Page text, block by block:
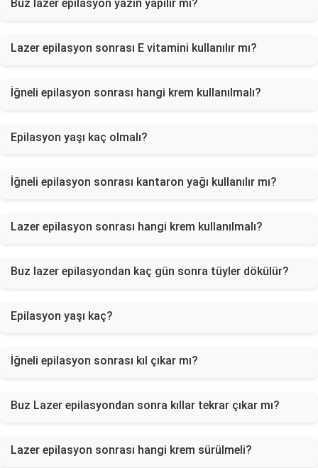
Buz lazer epilasyon yazın yapılır mı?
Lazer epilasyon sonrası E vitamini kullanılır mı?
İğneli epilasyon sonrası hangi krem kullanılmalı?
Epilasyon yaşı kaç olmalı?
İğneli epilasyon sonrası kantaron yağı kullanılır mı?
Lazer epilasyon sonrası hangi krem kullanılmalı?
Buz lazer epilasyondan kaç gün sonra tüyler dökülür?
Epilasyon yaşı kaç?
İğneli epilasyon sonrası kıl çıkar mı?
Buz Lazer epilasyondan sonra kıllar tekrar çıkar mı?
Lazer epilasyon sonrası hangi krem sürülmeli?